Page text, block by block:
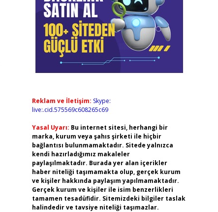
Reklam ve İletişim: Skype:
live:.cid.575569c608265c69
Yasal Uyarı: Bu internet sitesi, herhangi bir
marka, kurum veya şahıs şirketi ile hiçbir
bağlantısı bulunmamaktadır. Sitede yalnızca
kendi hazırladığımız makaleler
paylaşılmaktadır. Burada yer alan içerikler
haber niteliği taşımamakta olup, gerçek kurum
ve kişiler hakkında paylaşım yapılmamaktadır.
Gerçek kurum ve kişiler ile isim benzerlikleri
tamamen tesadüfidir. Sitemizdeki bilgiler taslak
halindedir ve tavsiye niteliği taşımazlar.